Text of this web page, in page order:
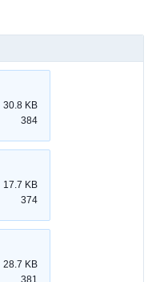
30.8 KB
384
17.7 KB
374
28.7 KB